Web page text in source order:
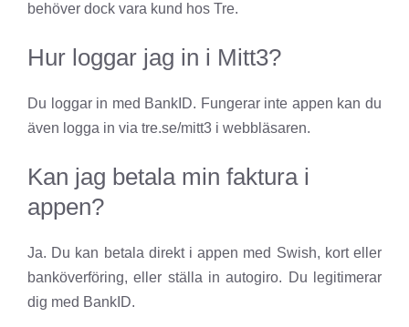
behöver dock vara kund hos Tre.
Hur loggar jag in i Mitt3?
Du loggar in med BankID. Fungerar inte appen kan du
även logga in via tre.se/mitt3 i webbläsaren.
Kan jag betala min faktura i
appen?
Ja. Du kan betala direkt i appen med Swish, kort eller
banköverföring, eller ställa in autogiro. Du legitimerar
dig med BankID.